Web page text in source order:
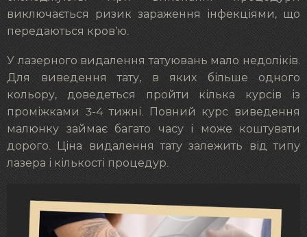
виключається ризик зараження інфекціями, що
передаються кров’ю.
У лазерного видалення татуювань мало недоліків.
Для виведення тату, в яких більше одного
кольору, доведеться пройти кілька курсів із
проміжками 3-4 тижні. Повний курс виведення
малюнку займає багато часу і може коштувати
дорого. Ціна видалення тату залежить від типу
лазера і кількості процедур.